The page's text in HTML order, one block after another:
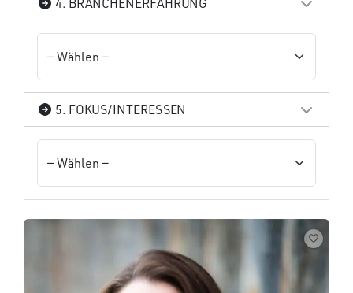
4. BRANCHENERFAHRUNG
5. FOKUS/INTERESSEN